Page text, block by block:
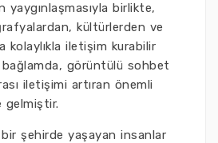
yaygınlaşmasıyla birlikte,
kültürlerden ve
kolaylıkla iletişim kurabilir
görüntülü sohbet
iletişimi artıran önemli
gelmiştir.
şehirde yaşayan insanlar